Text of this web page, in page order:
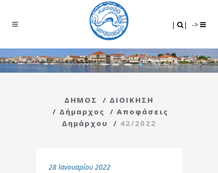
| | ->
ΔΗΜΟΣ / ΔΙΟΙΚΗΣΗ
/ Δήμαρχος / Αποφάσεις
Δημάρχου
/ 42/2022
28 Ιανουαρίου 2022